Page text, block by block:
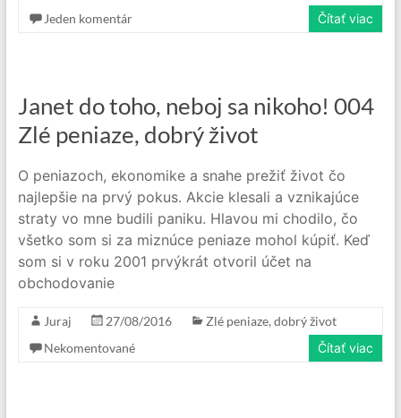
Jeden komentár
Čítať viac
Janet do toho, neboj sa nikoho! 004
Zlé peniaze, dobrý život
O peniazoch, ekonomike a snahe prežiť život čo
najlepšie na prvý pokus. Akcie klesali a vznikajúce
straty vo mne budili paniku. Hlavou mi chodilo, čo
všetko som si za miznúce peniaze mohol kúpiť. Keď
som si v roku 2001 prvýkrát otvoril účet na
obchodovanie
Juraj 27/08/2016
Zlé peniaze, dobrý život
Nekomentované
Čítať viac